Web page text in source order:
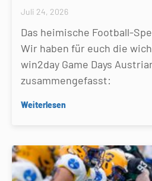
Juli 24, 2026
Das heimische Football-
Wir haben für euch die
win2day Game Days
zusammengefasst:
Weiterlesen